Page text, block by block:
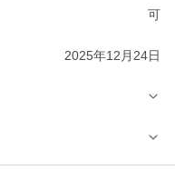
可
2025年12月24日